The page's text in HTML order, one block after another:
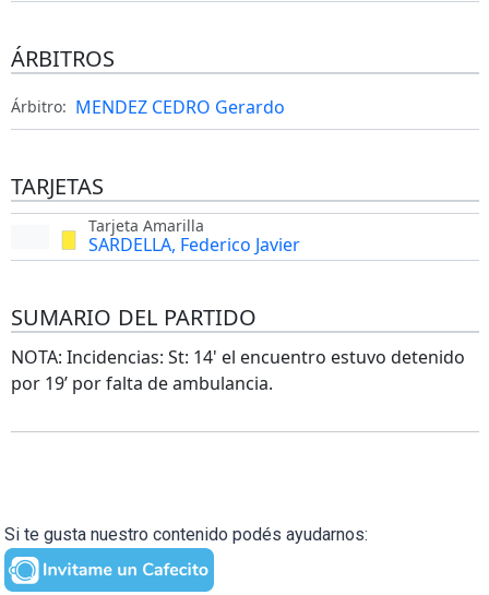
ÁRBITROS
Árbitro: MENDEZ CEDRO Gerardo
TARJETAS
Tarjeta Amarilla
SARDELLA, Federico Javier
SUMARIO DEL PARTIDO
NOTA: Incidencias: St: 14' el encuentro estuvo detenido
por 19’ por falta de ambulancia.
Si te gusta nuestro contenido podés ayudarnos: